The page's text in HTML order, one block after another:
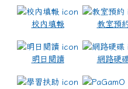
校內填報 教室預
明日閱讀 網路硬